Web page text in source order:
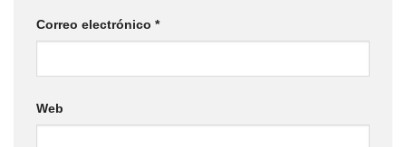
Correo electrónico *
Web